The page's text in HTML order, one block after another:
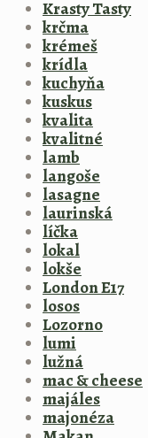
Krasty Tasty
krčma
krémeš
krídla
kuchyňa
kuskus
kvalita
kvalitné
lamb
langoše
lasagne
laurinská
líčka
lokal
lokše
London E17
losos
Lozorno
lumi
lužná
mac & cheese
majáles
majonéza